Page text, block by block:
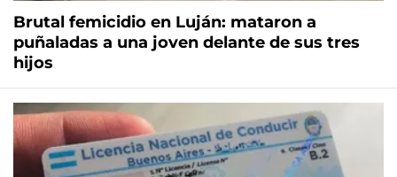
Brutal femicidio en Luján: mataron a
puñaladas a una joven delante de sus tres
hijos